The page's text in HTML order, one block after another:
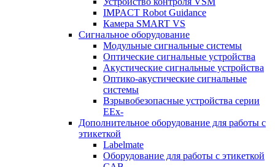
IMPACT Robot Guidance
Камера SMART VS
Cигнальное оборудование
Модульные сигнальные системы
Оптические сигнальные устройства
Акустические сигнальные устройства
Оптико-акустические сигнальные
системы
Взрывобезопасные устройства серии
EEx-
Дополнительное оборудование для работы с
этикеткой
Labelmate
Оборудование для работы с этикеткой